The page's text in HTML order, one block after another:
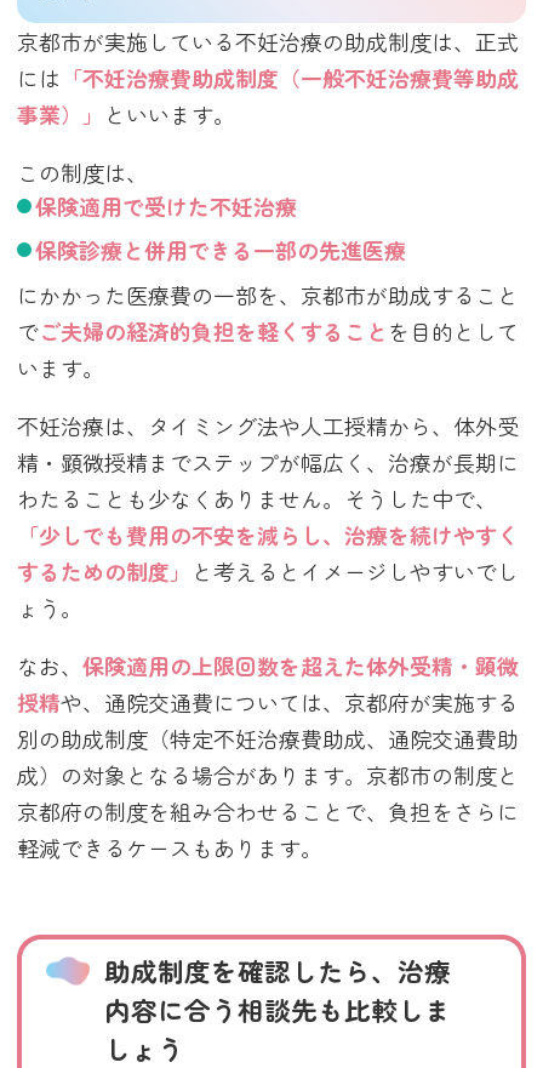
京都市が実施している不妊治療の助成制度は、正式
には 「不妊治療費助成制度（一般不妊治療費等助成
事業）」
といいます。
この制度は、
保険適用で受けた不妊治療
保険診療と併用できる一部の先進医療
にかかった医療費の一部を、京都市が助成すること
でご夫婦の経済的負担を軽くすることを目的として
います。
不妊治療は、タイミング法や人工授精から、体外受
精・顕微授精までステップが幅広く、治療が長期に
わたることも少なくありません。そうした中で、
「少しでも費用の不安を減らし、治療を続けやすく
するための制度」
と考えるとイメージしやすいでし
ょう。
なお、保険適用の上限回数を超えた体外受精・顕微
授精や、通院交通費については、京都府が実施する
別の助成制度（特定不妊治療費助成、通院交通費助
成）の対象となる場合があります。京都市の制度と
京都府の制度を組み合わせることで、負担をさらに
軽減できるケースもあります。
助成制度を確認したら、治療
内容に合う相談先も比較しま
しょう